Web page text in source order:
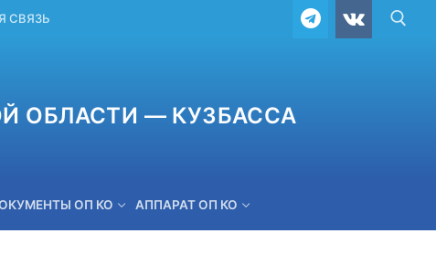
СВЯЗЬ
ОБЛАСТИ — КУЗБАССА
ОП КО АППАРАТ ОП КО